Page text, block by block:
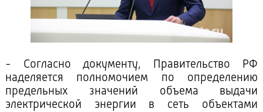
- Согласно документу, Правительство РФ
наделяется полномочием по определению
предельных значений объема выдачи
электрической энергии в сеть объектами